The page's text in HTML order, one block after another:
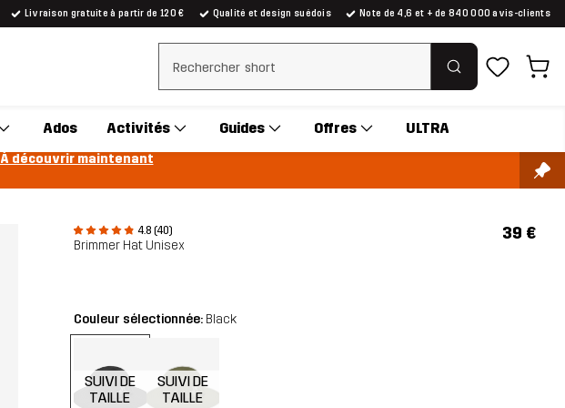
Livraison gratuite à partir de 120 € Qualité et design suédois Note de 4,6 et + de 840 000 avis-clients
Effacer la recherche
Ados Activités Guides Offres ULTRA
À découvrir maintenant
4.8 (40)
Brimmer Hat Unisex
39 €
Couleur sélectionnée: Black
SUIVI DE
TAILLE
SUIVI DE
TAILLE